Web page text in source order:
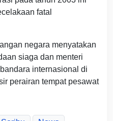
fatal
negara menyatakan
siaga dan menteri
internasional di
perairan tempat pesawat